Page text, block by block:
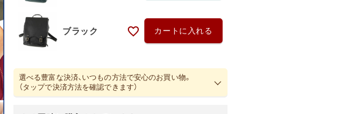
ブラック カートに入れる
選べる豊富な決済、いつもの方法で安心のお買い物。
（タップで決済方法を確認できます）